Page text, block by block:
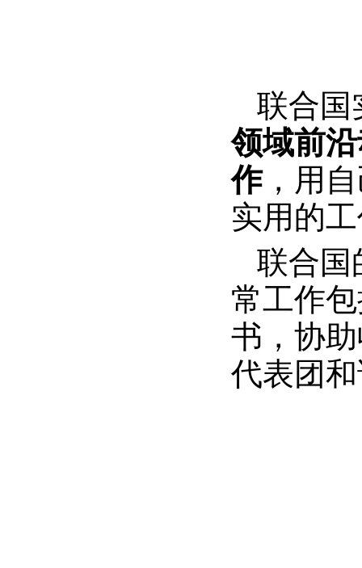
联合国
领域前
作，用
实用的
联合国
常工作
书，协
代表团